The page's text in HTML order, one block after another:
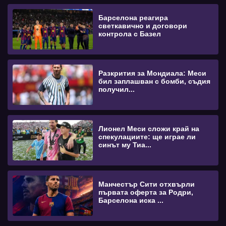
Барселона реагира
светкавично и договори
контрола с Базел
Разкрития за Мондиала: Меси
бил заплашван с бомби, съдия
получил...
Лионел Меси сложи край на
спекулациите: ще играе ли
синът му Тиа...
Манчестър Сити отхвърли
първата оферта за Родри,
Барселона иска ...